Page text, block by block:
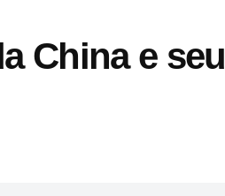
China e seu